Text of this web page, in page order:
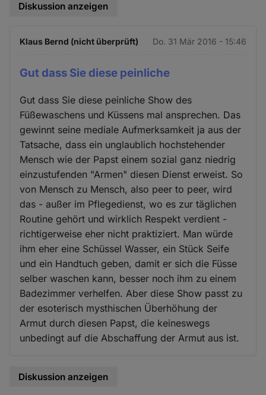
Diskussion anzeigen
Klaus Bernd (nicht überprüft) Do. 31 Mär 2016 - 15:46
Gut dass Sie diese peinliche
Gut dass Sie diese peinliche Show des
Füßewaschens und Küssens mal ansprechen. Das
gewinnt seine mediale Aufmerksamkeit ja aus der
Tatsache, dass ein unglaublich hochstehender
Mensch wie der Papst einem sozial ganz niedrig
einzustufenden "Armen" diesen Dienst erweist. So
von Mensch zu Mensch, also peer to peer, wird
das - außer im Pflegedienst, wo es zur täglichen
Routine gehört und wirklich Respekt verdient -
richtigerweise eher nicht praktiziert. Man würde
ihm eher eine Schüssel Wasser, ein Stück Seife
und ein Handtuch geben, damit er sich die Füsse
selber waschen kann, besser noch ihm zu einem
Badezimmer verhelfen. Aber diese Show passt zu
der esoterisch mysthischen Überhöhung der
Armut durch diesen Papst, die keineswegs
unbedingt auf die Abschaffung der Armut aus ist.
Diskussion anzeigen